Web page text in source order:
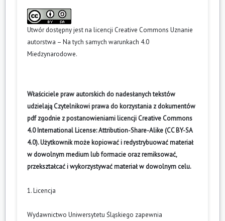
Utwór dostępny jest na licencji Creative Commons Uznanie
autorstwa – Na tych samych warunkach 4.0
Miedzynarodowe.
Właściciele praw autorskich do nadesłanych tekstów
udzielają Czytelnikowi prawa do korzystania z dokumentów
pdf zgodnie z postanowieniami licencji Creative Commons
4.0 International License: Attribution-Share-Alike (CC BY-SA
4.0). Użytkownik może kopiować i redystrybuować materiał
w dowolnym medium lub formacie oraz remiksować,
przekształcać i wykorzystywać materiał w dowolnym celu.
1. Licencja
Wydawnictwo Uniwersytetu Śląskiego zapewnia